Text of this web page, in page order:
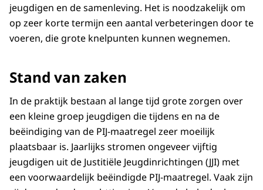
jeugdigen en de samenleving. Het is noodzakelijk om
op zeer korte termijn een aantal verbeteringen door te
voeren, die grote knelpunten kunnen wegnemen.
Stand van zaken
In de praktijk bestaan al lange tijd grote zorgen over
een kleine groep jeugdigen die tijdens en na de
beëindiging van de PIJ-maatregel zeer moeilijk
plaatsbaar is. Jaarlijks stromen ongeveer vijftig
jeugdigen uit de Justitiële Jeugdinrichtingen (JJI) met
een voorwaardelijk beëindigde PIJ-maatregel. Vaak zijn